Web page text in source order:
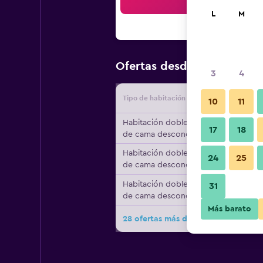
Ofertas desde Oferta
Tipo de habitación
Habitación doble, tipo
de cama desconocido
Habitación doble, tipo
de cama desconocido
Habitación doble, tipo
de cama desconocido
28 ofertas más de Hotel Locanda
L M
3 4
10 11
17 18
24 25
31
Más barato